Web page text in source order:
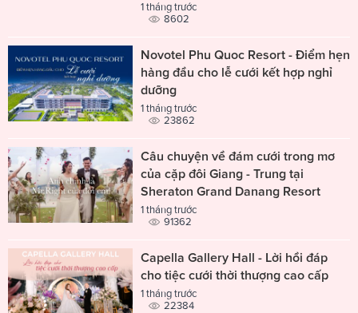
1 tháng trước
8602
Novotel Phu Quoc Resort - Điểm hẹn
hàng đầu cho lễ cưới kết hợp nghỉ
dưỡng
1 tháng trước
23862
Câu chuyện về đám cưới trong mơ
của cặp đôi Giang - Trung tại
Sheraton Grand Danang Resort
1 tháng trước
91362
Capella Gallery Hall - Lời hồi đáp
cho tiệc cưới thời thượng cao cấp
1 tháng trước
22384